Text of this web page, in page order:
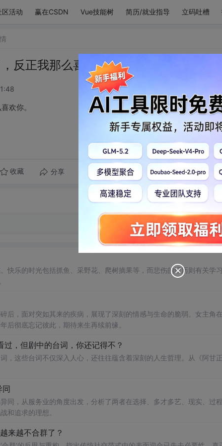
区活动 赢在CSDN Vue技能树 简历/就业指导 立码吐槽
反正我那么喜欢你。
欢你。
收藏 分享 转发到动态 举报
快乐的时光包括抓鱼、采野花、爬树摘果等，而悲伤的经历则有关学
后，面对突如其来的疾病，展现了深刻的情感与生命的脆弱。女主角
后彻底忘记彼此，期待来生再续前缘。
，但剧中的台词，你还记得不？
，这些台词不仅深入人心，还往往蕴含着深刻的人生哲理。从《阿甘
同，从服务业的角度出发，分析了两者在选择、多才多艺、现实、过
和追求的理想。
来越不合群了？